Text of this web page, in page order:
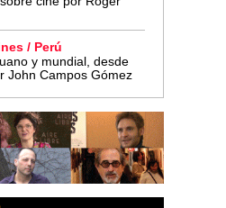
/ Perú
y mundial, desde
John Campos Gómez